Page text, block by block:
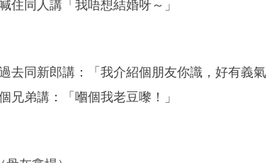
住同人講「我唔想結婚呀～」
去同新郎講：「我介紹個朋友你識，好有義氣
兄弟講：「嗰個我老豆嚟！」